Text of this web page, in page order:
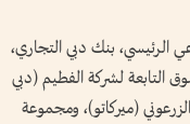
بدعم من الراعي الرئيسي، بنك دبي التجاري،
التابعة لشركة الفطيم (دبي
(ميركاتو)، ومجموعة